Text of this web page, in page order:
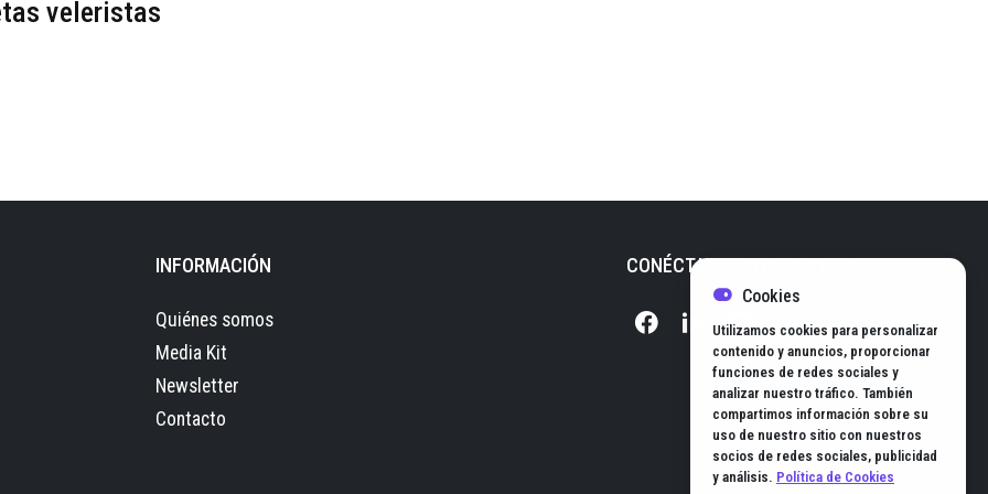
veleristas
INFORMACIÓN
Quiénes somos
Media Kit
Newsletter
Contacto
CONÉCTATE CON NOSOTROS
Cookies
Utilizamos cookies para personalizar
contenido y anuncios, proporcionar
funciones de redes sociales y
analizar nuestro tráfico. También
compartimos información sobre su
uso de nuestro sitio con nuestros
socios de redes sociales, publicidad
y análisis. Política de Cookies